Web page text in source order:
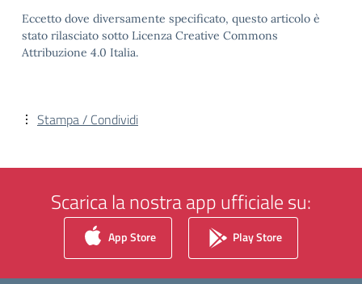
Eccetto dove diversamente specificato, questo articolo è
stato rilasciato sotto Licenza Creative Commons
Attribuzione 4.0 Italia.
Stampa / Condividi
Scarica la nostra app ufficiale su:
App Store Play Store